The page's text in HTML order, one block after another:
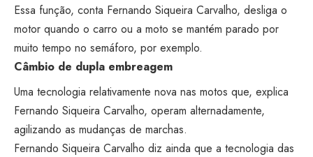
Essa função, conta Fernando Siqueira Carvalho, desliga o
motor quando o carro ou a moto se mantém parado por
muito tempo no semáforo, por exemplo.
Câmbio de dupla embreagem
Uma tecnologia relativamente nova nas motos que, explica
Fernando Siqueira Carvalho, operam alternadamente,
agilizando as mudanças de marchas.
Fernando Siqueira Carvalho diz ainda que a tecnologia das